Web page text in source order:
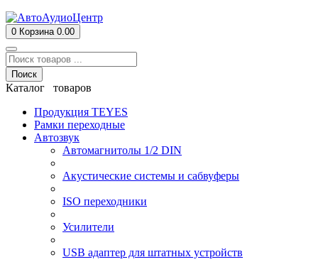
0 Корзина 0.00
Поиск
Каталог товаров
Продукция TEYES
Рамки переходные
Автозвук
Автомагнитолы 1/2 DIN
Акустические системы и сабвуферы
ISO переходники
Усилители
USB адаптер для штатных устройств